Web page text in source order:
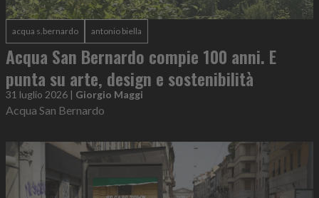
acqua s.bernardo antonio biella
Acqua San Bernardo compie 100 anni. E
punta su arte, design e sostenibilità
31 luglio 2026 | Giorgio Maggi
Acqua San Bernardo